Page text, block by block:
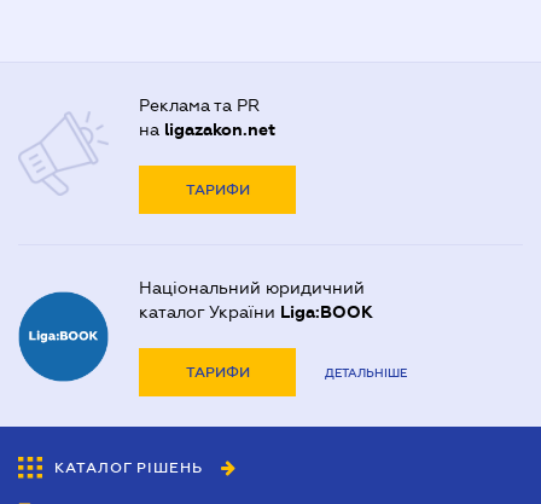
Реклама та PR
на ligazakon.net
ТАРИФИ
Національний юридичний
каталог України Liga:BOOK
ТАРИФИ ДЕТАЛЬНІШЕ
КАТАЛОГ РІШЕНЬ